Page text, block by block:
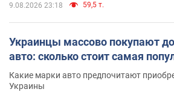
9.08.2026 23:18 59,5 т.
Украинцы массово покупают
авто: сколько стоит самая
Какие марки авто предпочитают
Украины